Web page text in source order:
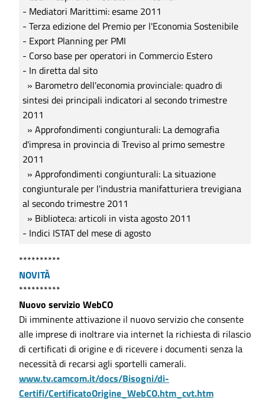
- Mediatori Marittimi: esame 2011
- Terza edizione del Premio per l'Economia Sostenibile
- Export Planning per PMI
- Corso base per operatori in Commercio Estero
- In diretta dal sito
» Barometro dell'economia provinciale: quadro di
sintesi dei principali indicatori al secondo trimestre
2011
» Approfondimenti congiunturali: La demografia
d'impresa in provincia di Treviso al primo semestre
2011
» Approfondimenti congiunturali: La situazione
congiunturale per l'industria manifatturiera trevigiana
al secondo trimestre 2011
» Biblioteca: articoli in vista agosto 2011
- Indici ISTAT del mese di agosto
**********
NOVITÀ
**********
Nuovo servizio WebCO
Di imminente attivazione il nuovo servizio che consente
alle imprese di inoltrare via internet la richiesta di rilascio
di certificati di origine e di ricevere i documenti senza la
necessità di recarsi agli sportelli camerali.
www.tv.camcom.it/docs/Bisogni/di-
Certifi/CertificatoOrigine_WebCO.htm_cvt.htm